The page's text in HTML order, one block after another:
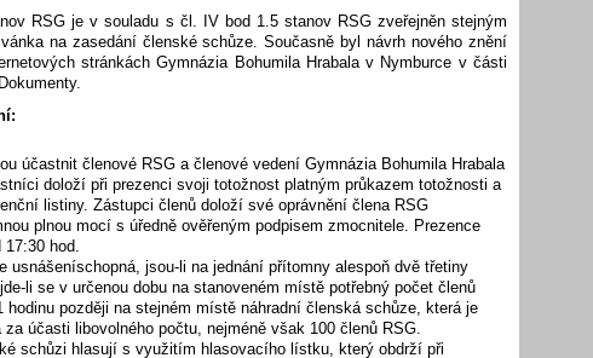
RSG je v souladu s čl. IV bod 1.5 stanov RSG zveřejněn stejným
na zasedání členské schůze. Současně byl návrh nového znění
stránkách Gymnázia Bohumila Hrabala v Nymburce v části
účastnit členové RSG a členové vedení Gymnázia Bohumila Hrabala
doloží při prezenci svoji totožnost platným průkazem totožnosti a
listiny. Zástupci členů doloží své oprávnění člena RSG
plnou mocí s úředně ověřeným podpisem zmocnitele.
Prezence
17:30 hod
usnášeníschopná, jsou-li na jednání přítomny alespoň dvě třetiny
li se v určenou dobu na stanoveném místě potřebný počet členů
hodinu později na stejném místě náhradní členská schůze, která je
účasti libovolného počtu, nejméně však 100 členů RSG.
schůzi hlasují s využitím hlasovacího lístku, který obdrží při